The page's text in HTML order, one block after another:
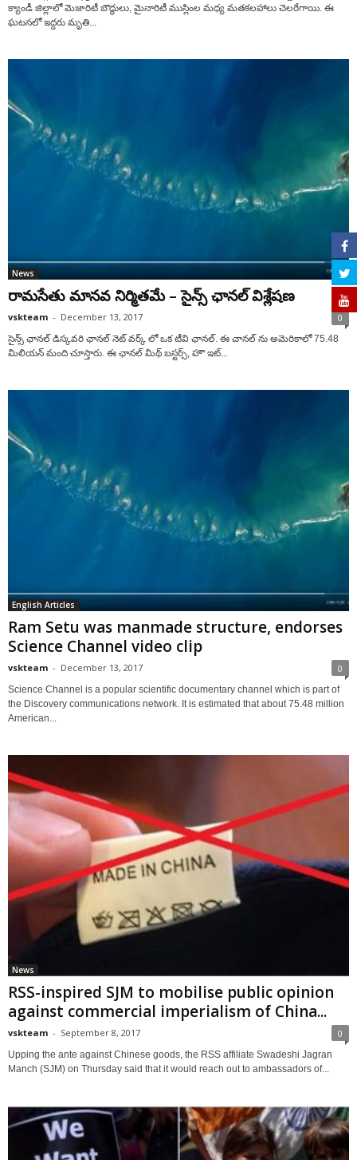
క్యాండీ జిల్లాలో మెజారిటీ బౌద్ధులు, మైనారిటీ ముస్లింల మధ్య మతకలహాలు చెలరేగాయి. ఈ
ఘటనలో ఇద్దరు మృతి...
News
రామసేతు మానవ నిర్మితమే – సైన్స్ ఛానల్ విశ్లేషణ
vskteam - December 13, 2017 0
సైన్స్ ఛానల్ డిస్కవరి ఛానల్ నెట్ వర్క్ లో ఒక టీవి ఛానల్. ఈ చానల్ ను అమెరికాలో 75.48
మిలియన్ మంది చూస్తారు. ఈ ఛానల్ మిథ్ బస్టర్స్, హౌ ఇట్...
English Articles
Ram Setu was manmade structure, endorses
Science Channel video clip
vskteam - December 13, 2017 0
Science Channel is a popular scientific documentary channel which is part of
the Discovery communications network. It is estimated that about 75.48 million
American...
News
RSS-inspired SJM to mobilise public opinion
against commercial imperialism of China...
vskteam - September 8, 2017 0
Upping the ante against Chinese goods, the RSS affiliate Swadeshi Jagran
Manch (SJM) on Thursday said that it would reach out to ambassadors of...